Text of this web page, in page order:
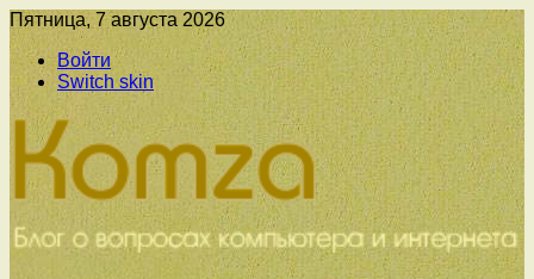
Пятница, 7 августа 2026
Войти
Switch skin